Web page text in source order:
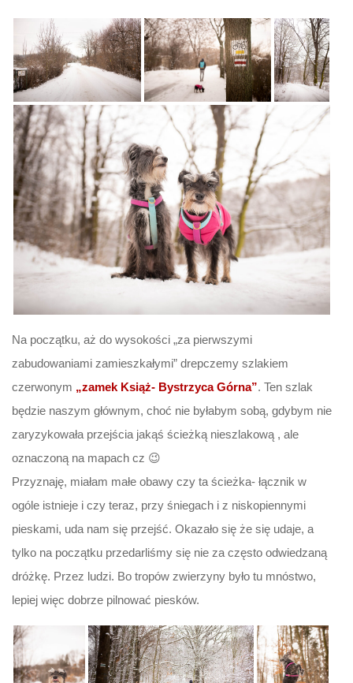
Na początku, aż do wysokości „za pierwszymi
zabudowaniami zamieszkałymi” drepczemy szlakiem
czerwonym „zamek Książ- Bystrzyca Górna”. Ten szlak
będzie naszym głównym, choć nie byłabym sobą, gdybym nie
zaryzykowała przejścia jakąś ścieżką nieszlakową , ale
oznaczoną na mapach cz 😉
Przyznaję, miałam małe obawy czy ta ścieżka- łącznik w
ogóle istnieje i czy teraz, przy śniegach i z niskopiennymi
pieskami, uda nam się przejść. Okazało się że się udaje, a
tylko na początku przedarliśmy się nie za często odwiedzaną
dróżkę. Przez ludzi. Bo tropów zwierzyny było tu mnóstwo,
lepiej więc dobrze pilnować piesków.